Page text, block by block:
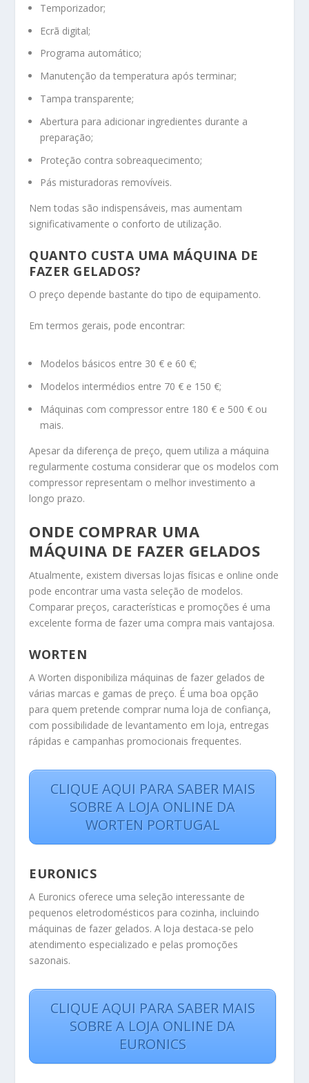
Temporizador;
Ecrã digital;
Programa automático;
Manutenção da temperatura após terminar;
Tampa transparente;
Abertura para adicionar ingredientes durante a
preparação;
Proteção contra sobreaquecimento;
Pás misturadoras removíveis.
Nem todas são indispensáveis, mas aumentam
significativamente o conforto de utilização.
QUANTO CUSTA UMA MÁQUINA DE
FAZER GELADOS?
O preço depende bastante do tipo de equipamento.
Em termos gerais, pode encontrar:
Modelos básicos entre 30 € e 60 €;
Modelos intermédios entre 70 € e 150 €;
Máquinas com compressor entre 180 € e 500 € ou
mais.
Apesar da diferença de preço, quem utiliza a máquina
regularmente costuma considerar que os modelos com
compressor representam o melhor investimento a
longo prazo.
ONDE COMPRAR UMA
MÁQUINA DE FAZER GELADOS
Atualmente, existem diversas lojas físicas e online onde
pode encontrar uma vasta seleção de modelos.
Comparar preços, características e promoções é uma
excelente forma de fazer uma compra mais vantajosa.
WORTEN
A Worten disponibiliza máquinas de fazer gelados de
várias marcas e gamas de preço. É uma boa opção
para quem pretende comprar numa loja de confiança,
com possibilidade de levantamento em loja, entregas
rápidas e campanhas promocionais frequentes.
CLIQUE AQUI PARA SABER MAIS
SOBRE A LOJA ONLINE DA
WORTEN PORTUGAL
EURONICS
A Euronics oferece uma seleção interessante de
pequenos eletrodomésticos para cozinha, incluindo
máquinas de fazer gelados. A loja destaca-se pelo
atendimento especializado e pelas promoções
sazonais.
CLIQUE AQUI PARA SABER MAIS
SOBRE A LOJA ONLINE DA
EURONICS